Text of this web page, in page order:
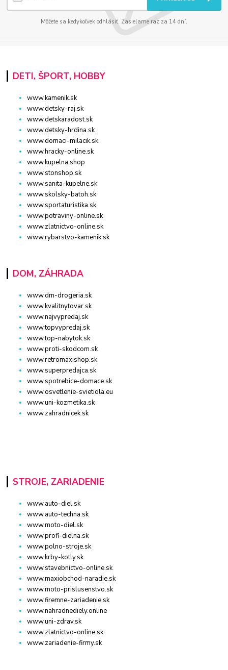
Môžete sa kedykoľvek odhlásiť. Zasielame raz za 14 dní.
DETI, ŠPORT, HOBBY
www.kamenik.sk
www.detsky-raj.sk
www.detskaradost.sk
www.detsky-hrdina.sk
www.domaci-milacik.sk
www.hracky-online.sk
www.kupelna.shop
www.stonshop.sk
www.sanita-kupelne.sk
www.skolsky-batoh.sk
www.sportaturistika.sk
www.potraviny-online.sk
www.zlatnictvo-online.sk
www.rybarstvo-kamenik.sk
DOM, ZÁHRADA
www.dm-drogeria.sk
www.kvalitnytovar.sk
www.najvypredaj.sk
www.topvypredaj.sk
www.top-nabytok.sk
www.proti-skodcom.sk
www.retromaxishop.sk
www.superpredajca.sk
www.spotrebice-domace.sk
www.osvetlenie-svietidla.eu
www.uni-kozmetika.sk
www.zahradnicek.sk
STROJE, ZARIADENIE
www.auto-diel.sk
www.auto-techna.sk
www.moto-diel.sk
www.profi-dielna.sk
www.polno-stroje.sk
www.krby-kotly.sk
www.stavebnictvo-online.sk
www.maxiobchod-naradie.sk
www.moto-prislusenstvo.sk
www.firemne-zariadenie.sk
www.nahradnediely.online
www.uni-zdrav.sk
www.zlatnictvo-online.sk
www.zariadenie-firmy.sk